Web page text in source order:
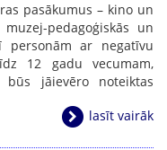
pasākumus – kino un
pedagoģiskās un
personām ar negatīvu
12 gadu vecumam,
būs jāievēro noteiktas
lasīt vairāk